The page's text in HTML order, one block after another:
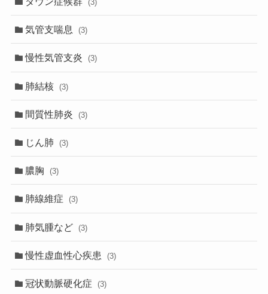
(3)
気管支喘息 (3)
慢性気管支炎 (3)
肺結核 (3)
間質性肺炎 (3)
じん肺 (3)
膿胸 (3)
肺線維症 (3)
肺気腫など (3)
慢性虚血性心疾患 (3)
冠状動脈硬化症 (3)